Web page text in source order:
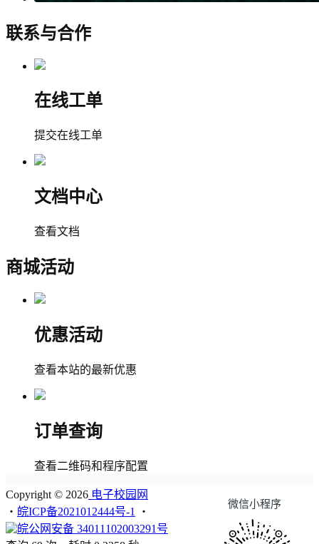
联系与合作
在线工单
提交在线工单
文档中心
查看文档
商城活动
优惠活动
查看本站的最新优惠
订单查询
查看二维码和程序配置
微信小程序
Copyright © 2026 电子校园网
・ 皖ICP备2021012444号-1
・
皖公网安备 34011102003291号